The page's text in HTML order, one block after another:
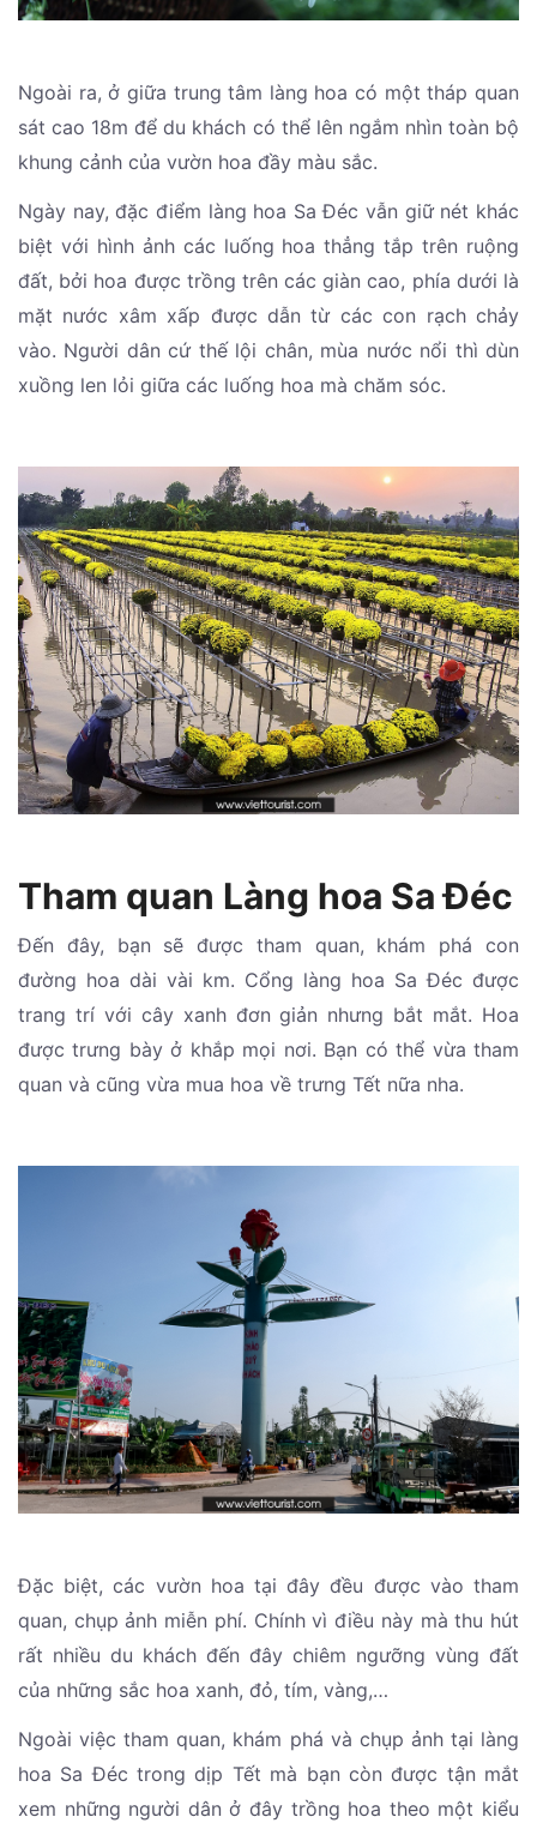
Ngoài ra, ở giữa trung tâm làng hoa có một tháp quan
sát cao 18m để du khách có thể lên ngắm nhìn toàn bộ
khung cảnh của vườn hoa đầy màu sắc.
Ngày nay, đặc điểm làng hoa Sa Đéc vẫn giữ nét khác
biệt với hình ảnh các luống hoa thẳng tắp trên ruộng
đất, bởi hoa được trồng trên các giàn cao, phía dưới là
mặt nước xâm xấp được dẫn từ các con rạch chảy
vào. Người dân cứ thế lội chân, mùa nước nổi thì dùn
xuồng len lỏi giữa các luống hoa mà chăm sóc.
Tham quan Làng hoa Sa Đéc
Đến đây, bạn sẽ được tham quan, khám phá con
đường hoa dài vài km. Cổng làng hoa Sa Đéc được
trang trí với cây xanh đơn giản nhưng bắt mắt. Hoa
được trưng bày ở khắp mọi nơi. Bạn có thể vừa tham
quan và cũng vừa mua hoa về trưng Tết nữa nha.
Đặc biệt, các vườn hoa tại đây đều được vào tham
quan, chụp ảnh miễn phí. Chính vì điều này mà thu hút
rất nhiều du khách đến đây chiêm ngưỡng vùng đất
của những sắc hoa xanh, đỏ, tím, vàng,…
Ngoài việc tham quan, khám phá và chụp ảnh tại làng
hoa Sa Đéc trong dịp Tết mà bạn còn được tận mắt
xem những người dân ở đây trồng hoa theo một kiểu